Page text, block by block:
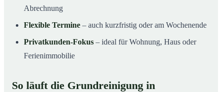
Abrechnung
Flexible Termine – auch kurzfristig oder am Wochenende
Privatkunden-Fokus – ideal für Wohnung, Haus oder
Ferienimmobilie
So läuft die Grundreinigung in